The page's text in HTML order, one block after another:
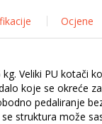
Ocjene
Veliki PU kotači
koje se okreće
pedaliranje
struktura može